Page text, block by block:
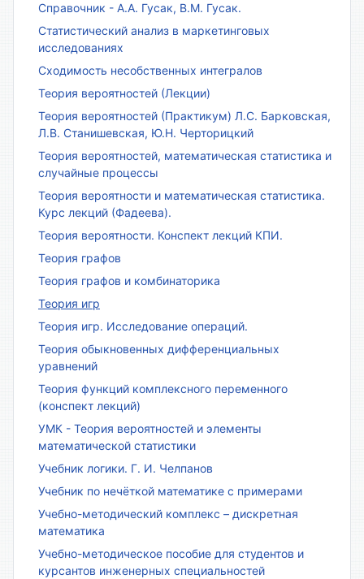
Справочник - А.А. Гусак, В.М. Гусак.
Статистический анализ в маркетинговых
исследованиях
Сходимость несобственных интегралов
Теория вероятностей (Лекции)
Теория вероятностей (Практикум) Л.С. Барковская,
Л.В. Станишевская, Ю.Н. Черторицкий
Теория вероятностей, математическая статистика и
случайные процессы
Теория вероятности и математическая статистика.
Курс лекций (Фадеева).
Теория вероятности. Конспект лекций КПИ.
Теория графов
Теория графов и комбинаторика
Теория игр
Теория игр. Исследование операций.
Теория обыкновенных дифференциальных
уравнений
Теория функций комплексного переменного
(конспект лекций)
УМК - Теория вероятностей и элементы
математической статистики
Учебник логики. Г. И. Челпанов
Учебник по нечёткой математике с примерами
Учебно-методический комплекс – дискретная
математика
Учебно-методическое пособие для студентов и
курсантов инженерных специальностей